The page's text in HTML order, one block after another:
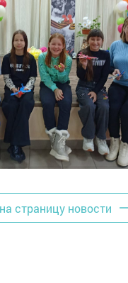
страницу новости